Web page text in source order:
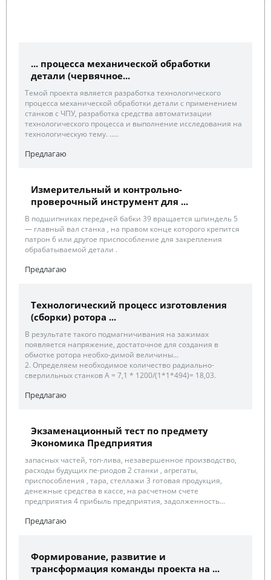
... процесса механической обработки
детали (червячное...
Темой проекта является разработка технологического
процесса механической обработки детали с применением
станков с ЧПУ, разработка средства автоматизации
технологического процесса и выполнение исследования на
технологическую тему. .....
Предлагаю
Измерительный и контрольно-
проверочный инструмент для ...
В подшипниках передней бабки 39 вращается шпиндель 5
— главный вал станка , на правом конце которого крепится
патрон 6 или другое приспособление для закрепления
обрабатываемой детали .
Предлагаю
Технологический процесс изготовления
(сборки) ротора ...
В результате такого подмагничивания на зажимах
появляется напряжение, достаточное для создания в
обмотке ротора необхо-димой величины...
2. Определяем необходимое количество радиально-
сверлильных станков А = 7,1 * 1200/(1*1*494)= 18,03.
Предлагаю
Экзаменационный тест по предмету
Экономика Предприятия
запасных частей, топ-лива, незавершенное производство,
расходы будущих пе-риодов 2 станки , агрегаты,
приспособления , тара, стеллажи 3 готовая продукция,
денежные средства в кассе, на расчетном счете
предприятия 4 прибыль предприятия, задолженность...
Предлагаю
Формирование, развитие и
трансформация команды проекта на ...